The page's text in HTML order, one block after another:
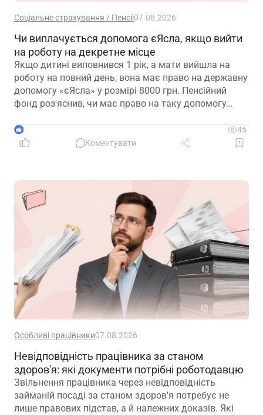
Соціальне страхування / Пенсії07.08.2026
Чи виплачується допомога єЯсла, якщо вийти
на роботу на декретне місце
Якщо дитині виповнився 1 рік, а мати вийшла на
роботу на повний день, вона має право на державну
допомогу «єЯсла» у розмірі 8000 грн. Пенсійний
фонд роз'яснив, чи має право на таку допомогу
3
45
Коментувати
Особливі працівники07.08.2026
Невідповідність працівника за станом
здоров'я: які документи потрібні роботодавцю
Звільнення працівника через невідповідність
займаній посаді за станом здоров'я потребує не
лише правових підстав, а й належних доказів. Які